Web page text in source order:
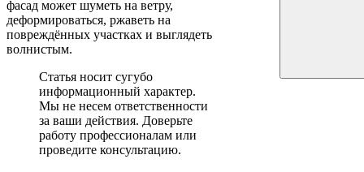
фасад может шуметь на ветру,
деформироваться, ржаветь на
повреждённых участках и выглядеть
волнистым.
Статья носит сугубо
информационный характер.
Мы не несем ответственности
за ваши действия. Доверьте
работу профессионалам или
проведите консультацию.